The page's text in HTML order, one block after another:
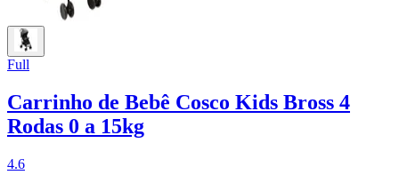
Full
Carrinho de Bebê Cosco Kids Bross 4
Rodas 0 a 15kg
4.6